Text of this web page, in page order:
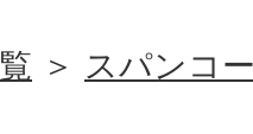
＞ スパンコ